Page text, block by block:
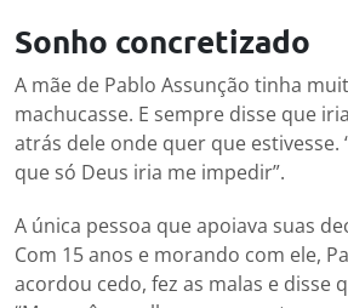
Sonho concretizado
A mãe de Pablo Assunção tinha
machucasse. E sempre disse que
atrás dele onde quer que estivesse.
que só Deus iria me impedir”.
A única pessoa que apoiava suas
Com 15 anos e morando com ele,
acordou cedo, fez as malas e disse